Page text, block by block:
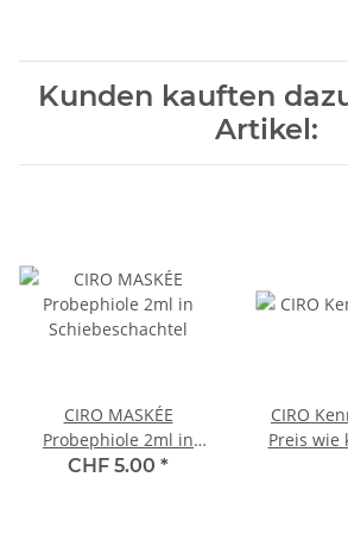
Kunden kauften
Artikel:
CIRO MASKÉE
Probephiole 2ml in
Schiebeschachtel
CHF 5.00 *
CIRO
Preis wie